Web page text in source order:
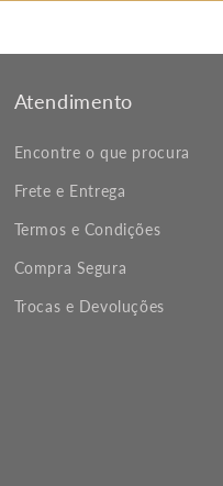
Atendimento
Encontre o que procura
Frete e Entrega
Termos e Condições
Compra Segura
Trocas e Devoluções